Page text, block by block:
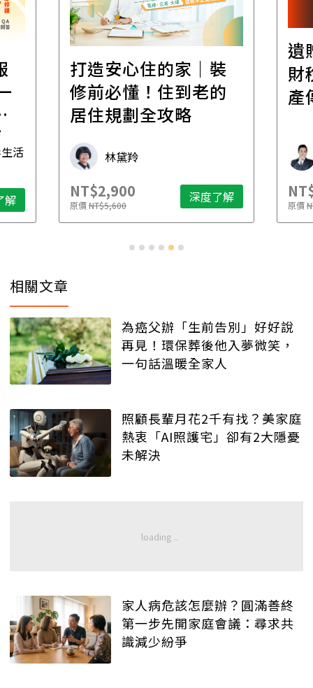
活
解
打造安心住的家｜裝
修前必懂！住到老的
居住規劃全攻略
林黛羚
NT$2,900
原價NT$5,600 深度了解
遺
財
產
原價
相關文章
為癌父辦「生前告別」好好說
再見！環保葬後他入夢微笑，
一句話溫暖全家人
照顧長輩月花2千有找？美家庭
熱衷「AI照護宅」卻有2大隱憂
未解決
家人病危該怎麼辦？圓滿善終
第一步先開家庭會議：尋求共
識減少紛爭